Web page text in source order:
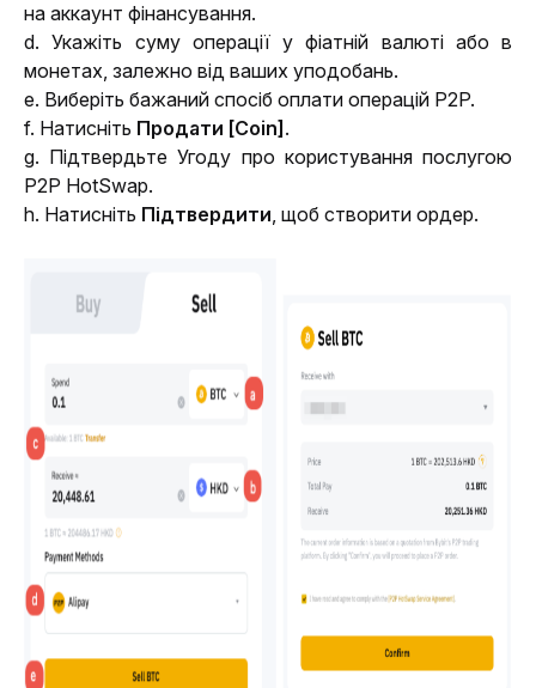
на аккаунт фінансування.
d. Укажіть суму операції у фіатній валюті або в
монетах, залежно від ваших уподобань.
e. Виберіть бажаний спосіб оплати операцій P2P.
f. Натисніть Продати [Coin] .
g. Підтвердьте Угоду про користування послугою
P2P HotSwap.
h. Натисніть Підтвердити, щоб створити ордер.